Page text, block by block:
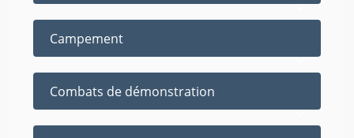
Campement
Combats de démonstration